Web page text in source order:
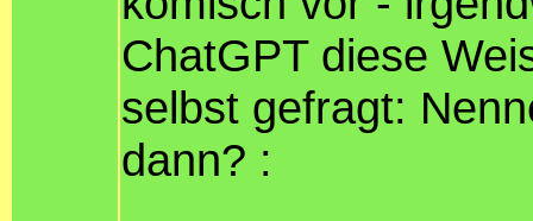
ChatGPT diese
selbst gefragt:
dann? :